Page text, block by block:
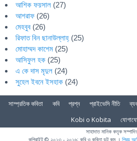
আশিক ফয়সাল (27)
আশরাফ (26)
মেহবুব (26)
রিফাত বিন ছানাউল্লাহ্ (25)
মোহাম্মদ কাশেম (25)
আসিফুল হক (25)
এ কে দাস মৃদুল (24)
সুহেল ইবনে ইসহাক (24)
সাম্প্রতিক কবিতা কবি প্রশ্ন প্রাইভেসি নীতি
Kobi o Kobita
সাহাদাত মানিক কতৃক
কপিরাইট © ২০১৩ - ২০১৬; কবি ও কবিতা ডট কম । প্রিয়